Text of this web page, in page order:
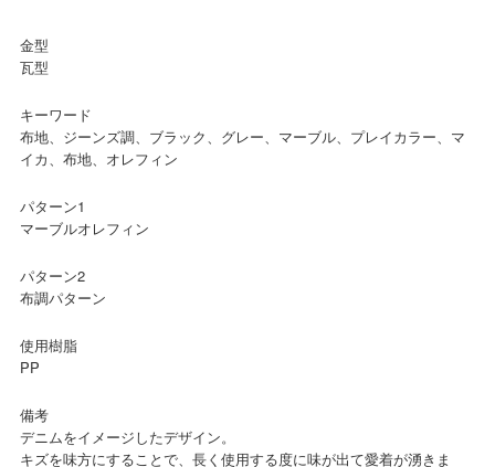
金型
瓦型
キーワード
布地、ジーンズ調、ブラック、グレー、マーブル、プレイカラー、マ
イカ、布地、オレフィン
パターン1
マーブルオレフィン
パターン2
布調パターン
使用樹脂
PP
備考
デニムをイメージしたデザイン。
キズを味方にすることで、長く使用する度に味が出て愛着が湧きま